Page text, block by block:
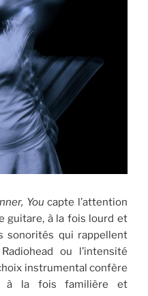
You capte l’attention
guitare, à la fois lourd et
sonorités qui rappellent
ou l’intensité
instrumental confère
à la fois familière et